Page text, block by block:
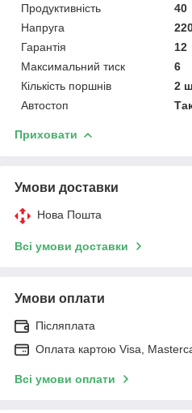
Продуктивність
40
Напруга
Гарантія
12
Максимальний тиск
6
Кількість поршнів
2
Автостоп
Приховати
Умови доставки
Нова Пошта
Всі умови доставки
Умови оплати
Післяплата
Оплата картою Visa,
Всі умови оплати